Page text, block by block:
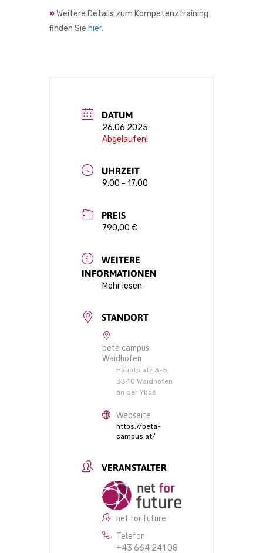
»Weitere Details zum Kompetenztraining
finden Sie hier.
DATUM
26.06.2025
Abgelaufen!
UHRZEIT
9:00 - 17:00
PREIS
790,00 €
WEITERE
INFORMATIONEN
Mehr lesen
STANDORT
beta campus
Waidhofen
Hauptplatz 3-5,
3340 Waidhofen
an der Ybbs
Webseite
https://beta-
campus.at/
VERANSTALTER
net for future
Telefon
+43 664 241 08